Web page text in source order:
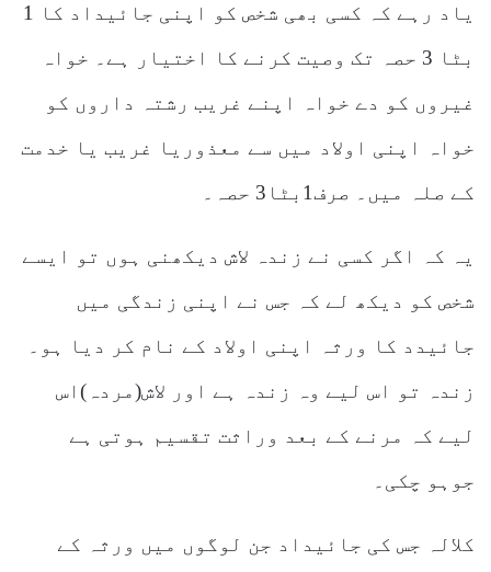
یاد رہے کہ کسی بھی شخص کو اپنی جائیداد کا 1
بٹا 3 حصہ تک وصیت کرنے کا اختیار ہے۔ خواہ
غیروں کو دے خواہ اپنے غریب رشتہ داروں کو
خواہ اپنی اولاد میں سے معذوریا غریب یا خدمت
کے صلہ میں۔ صرف1بٹا3 حصہ۔
یہ کہ اگر کسی نے زندہ لاش دیکھنی ہوں تو ایسے
شخص کو دیکھ لے کہ جس نے اپنی زندگی میں
جائیدد کا ورثہ اپنی اولاد کے نام کر دیا ہو۔
زندہ تو اس لیے وہ زندہ ہے اور لاش(مردہ)اس
لیے کہ مرنے کے بعد وراثت تقسیم ہوتی ہے
جوہو چکی۔
کلالہ جس کی جائیداد جن لوگوں میں ورثہ کے